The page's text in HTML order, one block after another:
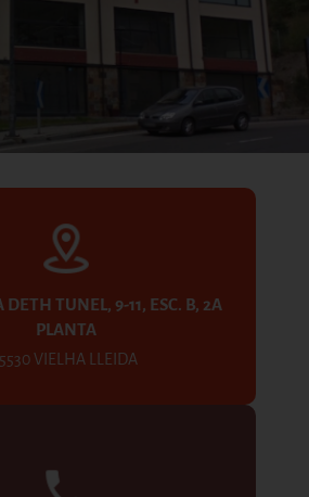
DETH TUNEL, 9-11, ESC. B, 2A
PLANTA
VIELHA LLEIDA